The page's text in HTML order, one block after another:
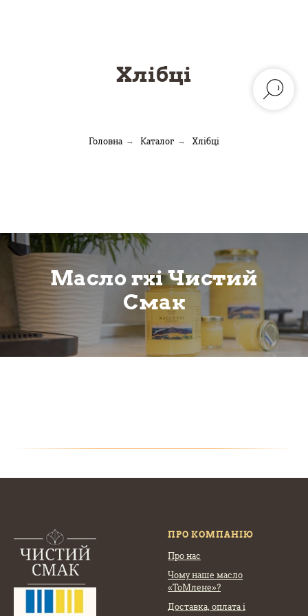
Хлібці
Головна → Каталог → Хлібці
Масло гхі Чистий
Смак
ПРО КОМПАНІЮ
Про нас
Чому наше масло
«ТоМлене»?
Доставка, оплата і